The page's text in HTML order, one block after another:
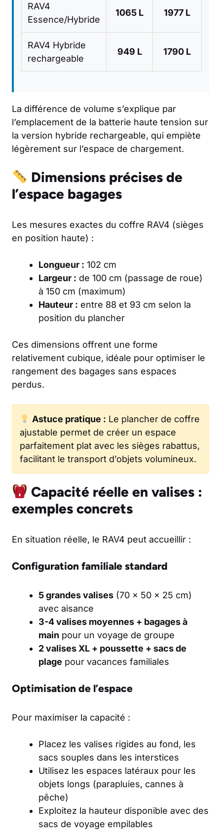
RAV4
Essence/Hybride
1065 L 1977 L
RAV4 Hybride
rechargeable
949 L 1790 L
La différence de volume s’explique par
l’emplacement de la batterie haute tension sur
la version hybride rechargeable, qui empiète
légèrement sur l’espace de chargement.
Dimensions précises de
l’espace bagages
Les mesures exactes du coffre RAV4 (sièges
en position haute) :
Longueur : 102 cm
Largeur : de 100 cm (passage de roue)
à 150 cm (maximum)
Hauteur : entre 88 et 93 cm selon la
position du plancher
Ces dimensions offrent une forme
relativement cubique, idéale pour optimiser le
rangement des bagages sans espaces
perdus.
Astuce pratique : Le plancher de coffre
ajustable permet de créer un espace
parfaitement plat avec les sièges rabattus,
facilitant le transport d’objets volumineux.
Capacité réelle en valises :
exemples concrets
En situation réelle, le RAV4 peut accueillir :
Configuration familiale standard
5 grandes valises (70 x 50 x 25 cm)
avec aisance
3-4 valises moyennes + bagages à
main pour un voyage de groupe
2 valises XL + poussette + sacs de
plage pour vacances familiales
Optimisation de l’espace
Pour maximiser la capacité :
Placez les valises rigides au fond, les
sacs souples dans les interstices
Utilisez les espaces latéraux pour les
objets longs (parapluies, cannes à
pêche)
Exploitez la hauteur disponible avec des
sacs de voyage empilables